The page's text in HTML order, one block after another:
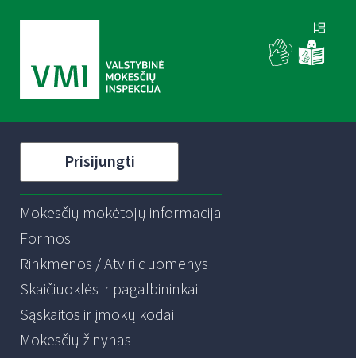
Prisijungti
Mokesčių mokėtojų informacija
Formos
Rinkmenos / Atviri duomenys
Skaičiuoklės ir pagalbininkai
Sąskaitos ir įmokų kodai
Mokesčių žinynas